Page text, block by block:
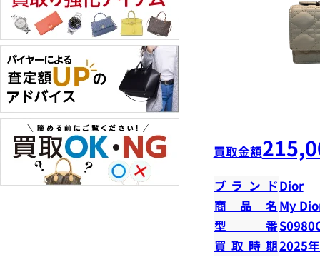
買取金額
ブランドDior
商品名 My
型番
買取時期2025